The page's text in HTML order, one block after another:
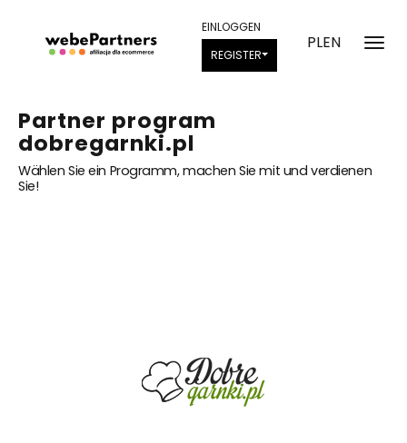
PLEN
EINLOGGEN
REGISTER
Partner program
dobregarnki.pl
Wählen Sie ein Programm, machen Sie mit und verdienen
Sie!